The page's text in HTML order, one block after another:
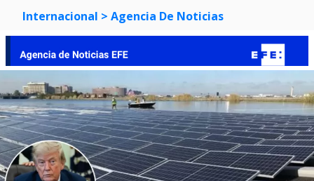
Internacional > Agencia De Noticias